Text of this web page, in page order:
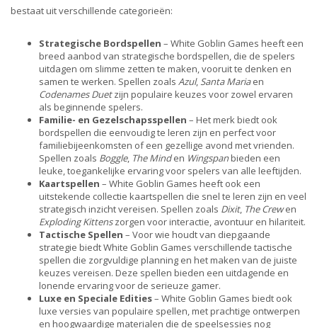
bestaat uit verschillende categorieën:
Strategische Bordspellen – White Goblin Games heeft een
breed aanbod van strategische bordspellen, die de spelers
uitdagen om slimme zetten te maken, vooruit te denken en
samen te werken. Spellen zoals Azul, Santa Mariaen
Codenames Duetzijn populaire keuzes voor zowel ervaren
als beginnende spelers.
Familie- en Gezelschapsspellen – Het merk biedt ook
bordspellen die eenvoudig te leren zijn en perfect voor
familiebijeenkomsten of een gezellige avond met vrienden.
Spellen zoals Boggle, The Minden Wingspanbieden een
leuke, toegankelijke ervaring voor spelers van alle leeftijden.
Kaartspellen – White Goblin Games heeft ook een
uitstekende collectie kaartspellen die snel te leren zijn en veel
strategisch inzicht vereisen. Spellen zoals Dixit, The Crewen
Exploding Kittenszorgen voor interactie, avontuur en hilariteit.
Tactische Spellen – Voor wie houdt van diepgaande
strategie biedt White Goblin Games verschillende tactische
spellen die zorgvuldige planning en het maken van de juiste
keuzes vereisen. Deze spellen bieden een uitdagende en
lonende ervaring voor de serieuze gamer.
Luxe en Speciale Edities– White Goblin Games biedt ook
luxe versies van populaire spellen, met prachtige ontwerpen
en hoogwaardige materialen die de speelsessies nog